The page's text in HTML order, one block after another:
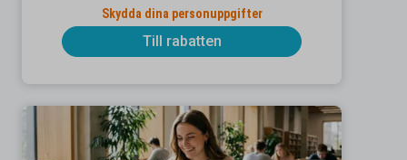
Skydda dina personuppgifter
Till rabatten